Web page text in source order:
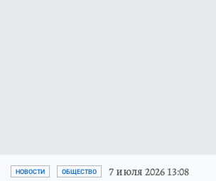
НОВОСТИ ОБЩЕСТВО 7 июля 2026 13:08